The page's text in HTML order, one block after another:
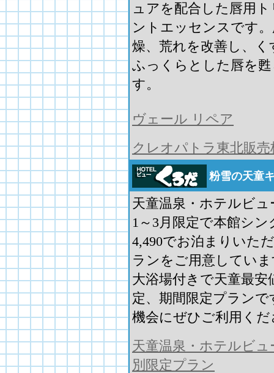
ュアを配合した唇用
ントエッセンスです
燥、荒れを改善し、
ふっくらとした唇を
す。
ヴェール リペア
クレオパトラ東北販売
粉雪の天童
天童温泉・ホテルビ
1～3月限定で本館シ
4,490でお泊まりいた
ランをご用意してい
大浴場付きで天童最安
定、期間限定プラン
機会にぜひご利用くだ
天童温泉・ホテルビ
別限定プラン